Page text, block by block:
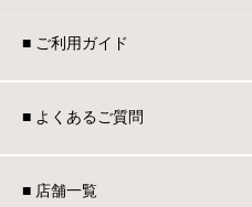
■ ご利用ガイド
■ よくあるご質問
■ 店舗一覧